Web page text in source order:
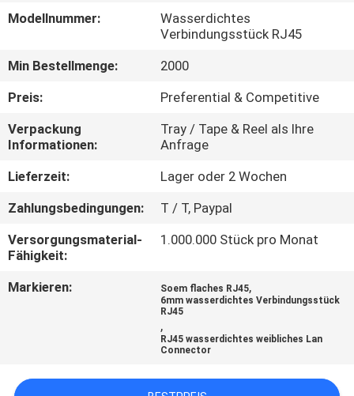
QUALITÄTSKONTROLLE
TRETEN
SIE
UNS
IN
FORDERN
EIN
SITEMAP
Modellnummer:
Wasserdichtes
Verbindungsstück RJ45
Min Bestellmenge:
2000
Preis:
Preferential & Competitive
Verpackung
Informationen:
Tray / Tape & Reel als Ihre
Anfrage
Lieferzeit:
Lager oder 2 Wochen
Zahlungsbedingungen:
T / T, Paypal
Versorgungsmaterial-
Fähigkeit:
1.000.000 Stück pro Monat
Markieren: Soem flaches RJ45,
6mm wasserdichtes Verbindungsstück
RJ45
,
RJ45 wasserdichtes weibliches Lan
Connector